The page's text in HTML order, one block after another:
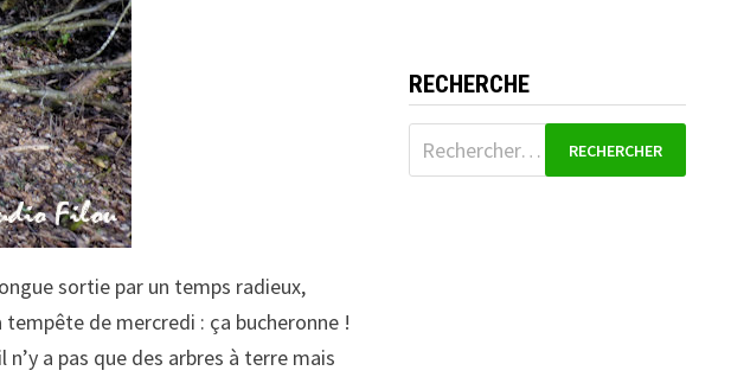
sortie par un temps radieux,
de mercredi : ça bucheronne !
a pas que des arbres à terre mais
RECHERCHE
Rechercher :